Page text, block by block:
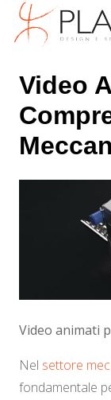
Video
Video animati
Nel settore
fondamentale